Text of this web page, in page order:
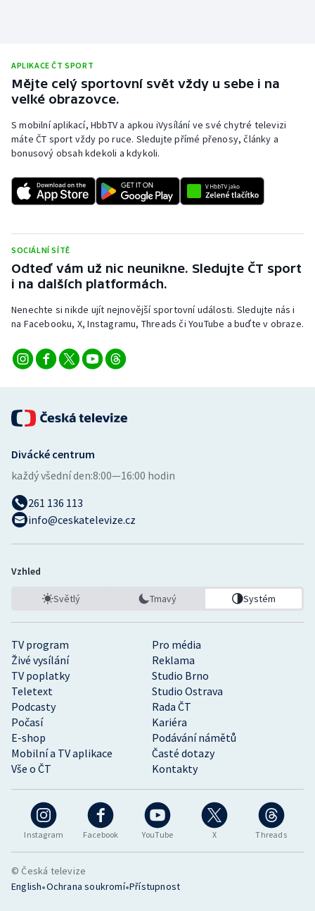
APLIKACE ČT SPORT
Mějte celý sportovní svět vždy u sebe i na
velké obrazovce.
S mobilní aplikací, HbbTV a apkou iVysílání ve své chytré televizi
máte ČT sport vždy po ruce. Sledujte přímé přenosy, články a
bonusový obsah kdekoli a kdykoli.
SOCIÁLNÍ SÍTĚ
Odteď vám už nic neunikne. Sledujte ČT sport
i na dalších platformách.
Nenechte si nikde ujít nejnovější sportovní události. Sledujte nás i
na Facebooku, X, Instagramu, Threads či YouTube a buďte v obraze.
Instagram Facebook YouTube X Threads
TV program
Pro média
Živé vysílání
Reklama
TV poplatky
Studio Brno
Teletext
Studio Ostrava
Podcasty
Rada ČT
Počasí
Kariéra
E-shop
Podávání námětů
Mobilní a TV aplikace
Časté dotazy
Vše o ČT
Kontakty
Divácké centrum
každý všední den:8:00—16:00 hodin
261 136 113
info@ceskatelevize.cz
Vzhled
Světlý Tmavý Systém
© Česká televize
English•Ochrana soukromí•Přístupnost